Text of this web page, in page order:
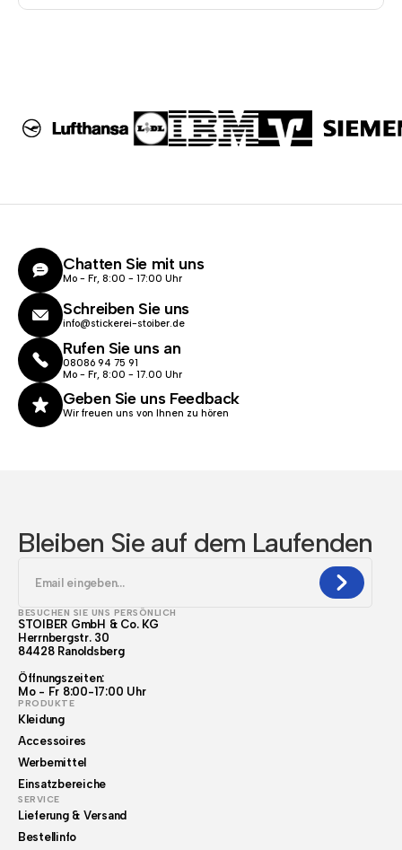
Chatten Sie mit uns
Mo - Fr, 8:00 - 17:00 Uhr
Schreiben Sie uns
info@stickerei-stoiber.de
Rufen Sie uns an
08086 94 75 91
Mo - Fr, 8:00 - 17.00 Uhr
Geben Sie uns Feedback
Wir freuen uns von Ihnen zu hören
Bleiben Sie auf dem Laufenden
BESUCHEN SIE UNS PERSÖNLICH
STOIBER GmbH & Co. KG
Herrnbergstr. 30
84428 Ranoldsberg
Öffnungszeiten:
Mo - Fr 8:00-17:00 Uhr
PRODUKTE
Kleidung
Accessoires
Werbemittel
Einsatzbereiche
SERVICE
Lieferung & Versand
Bestellinfo